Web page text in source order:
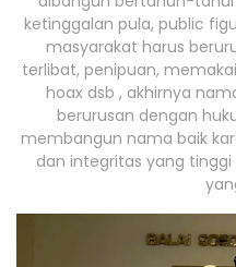
ketinggalan pula, public
masyarakat harus
terlibat, penipuan,
hoax dsb , akhirnya
berurusan dengan
membangun nama baik
dan integritas yang